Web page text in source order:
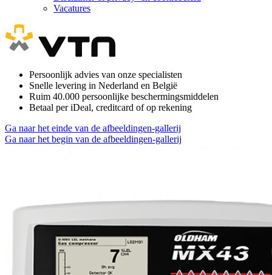
Vacatures
Persoonlijk advies van onze specialisten
Snelle levering in Nederland en België
Ruim 40.000 persoonlijke beschermingsmiddelen
Betaal per iDeal, creditcard of op rekening
Ga naar het einde van de afbeeldingen-gallerij
Ga naar het begin van de afbeeldingen-gallerij